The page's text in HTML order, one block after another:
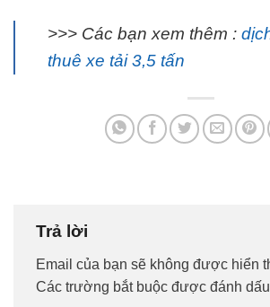
>>> Các bạn xem thêm :
thuê xe tải 3,5 tấn
Trả lời
Email của bạn sẽ không được hiển
Các trường bắt buộc được đánh dấu